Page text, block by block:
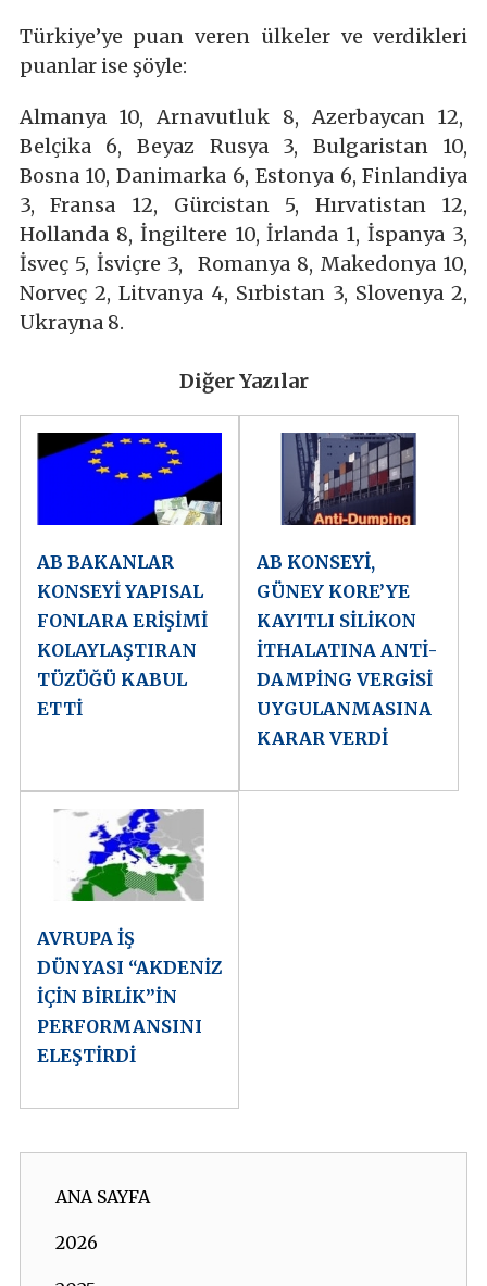
Türkiye’ye puan veren ülkeler ve verdikleri
puanlar ise şöyle:
Almanya 10, Arnavutluk 8, Azerbaycan 12,
Belçika 6, Beyaz Rusya 3, Bulgaristan 10,
Bosna 10, Danimarka 6, Estonya 6, Finlandiya
3, Fransa 12, Gürcistan 5, Hırvatistan 12,
Hollanda 8, İngiltere 10, İrlanda 1, İspanya 3,
İsveç 5, İsviçre 3, Romanya 8, Makedonya 10,
Norveç 2, Litvanya 4, Sırbistan 3, Slovenya 2,
Ukrayna 8.
Diğer Yazılar
AB BAKANLAR
KONSEYİ YAPISAL
FONLARA ERİŞİMİ
KOLAYLAŞTIRAN
TÜZÜĞÜ KABUL
ETTİ
AB KONSEYİ,
GÜNEY KORE’YE
KAYITLI SİLİKON
İTHALATINA ANTİ-
DAMPİNG VERGİSİ
UYGULANMASINA
KARAR VERDİ
AVRUPA İŞ
DÜNYASI “AKDENİZ
İÇİN BİRLİK”İN
PERFORMANSINI
ELEŞTİRDİ
ANA SAYFA
2026